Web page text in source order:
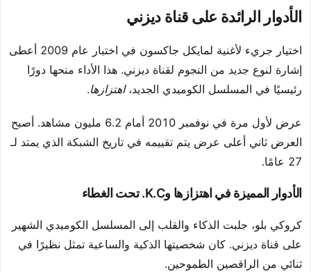
الأدوار الرائدة على قناة ديزني
اختيار جريء لأغنية لمايكل جاكسون في اختبار عام 2009 أعطى
إشارة لنوع جديد من النجوم لقناة ديزني. هذا الأداء منحها دورًا
رئيسيًا في المسلسل الكوميدي الجديد،اهتزازها.
عرض لأول مرة في نوفمبر 2010 أمام 6.2 مليون مشاهد. أصبح
العرض ثاني أعلى عرض يتم تقييمه في تاريخ الشبكة الذي يمتد لـ
27 عامًا.
الأدوار المميزة في اهتزازها وK.C. تحت الغطاء
كروكي بلو، جلبت الذكاء والقلب إلى المسلسل الكوميدي الشهير
على قناة ديزني. كان شخصيتها الذكية والساعية تمثل نظيرًا في
ثنائي من الراقصين الطموحين.